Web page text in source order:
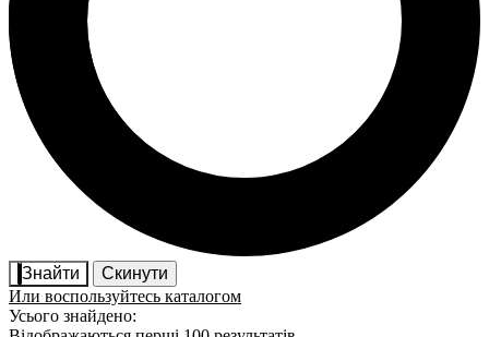
Знайти
Скинути
Или воспользуйтесь каталогом
Усього знайдено: